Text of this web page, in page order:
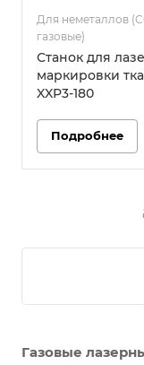
Для неметаллов
газовые)
Станок для
маркировки
XXP3-180
Подробнее
Газовые